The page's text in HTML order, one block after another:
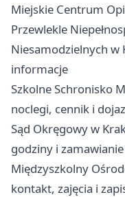
Miejskie Centrum
Przewlekle
Niesamodzielnych w
informacje
Szkolne Schronisko
noclegi, cennik i
Sąd Okręgowy w
godziny i
Międzyszkolny
kontakt, zajęcia i